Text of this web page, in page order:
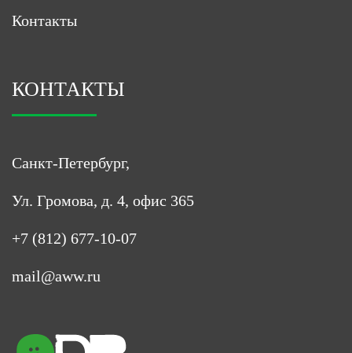
Контакты
КОНТАКТЫ
Санкт-Петербург,
Ул. Громова, д. 4, офис 365
+7 (812) 677-10-07
mail@aww.ru